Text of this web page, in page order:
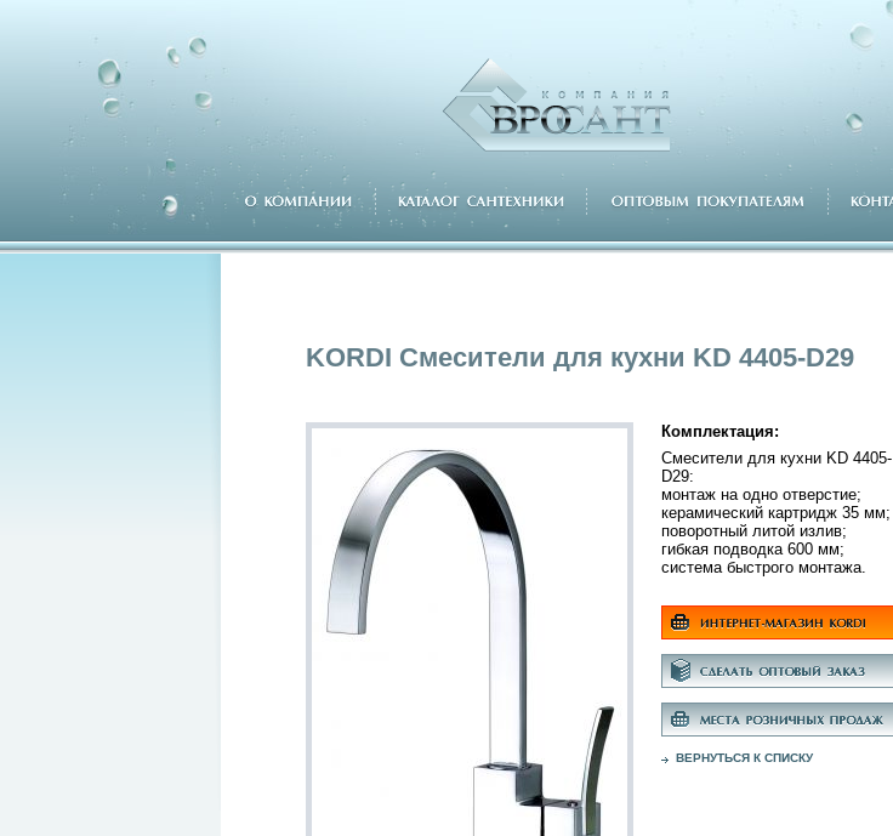
KORDI Смесители для кухни KD 4405-D29
Комплектация:
Смесители для кухни KD 4405-
D29:
монтаж на одно отверстие;
керамический картридж 35 мм;
поворотный литой излив;
гибкая подводка 600 мм;
система быстрого монтажа.
ВЕРНУТЬСЯ К СПИСКУ